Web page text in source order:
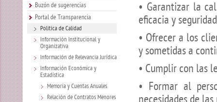
Buzón de sugerencias
Portal de Transparencia
Politica de Calidad
Información Institucional y
Organizativa
Información de Relevancia Jurídica
Información Económica y
Estadística
Memoria y Cuentas Anuales
Relación de Contratos Menores
• Garantizar la
eficacia y
• Ofrecer a los
y sometidas a
• Cumplir con las
• Formar al
necesidades de